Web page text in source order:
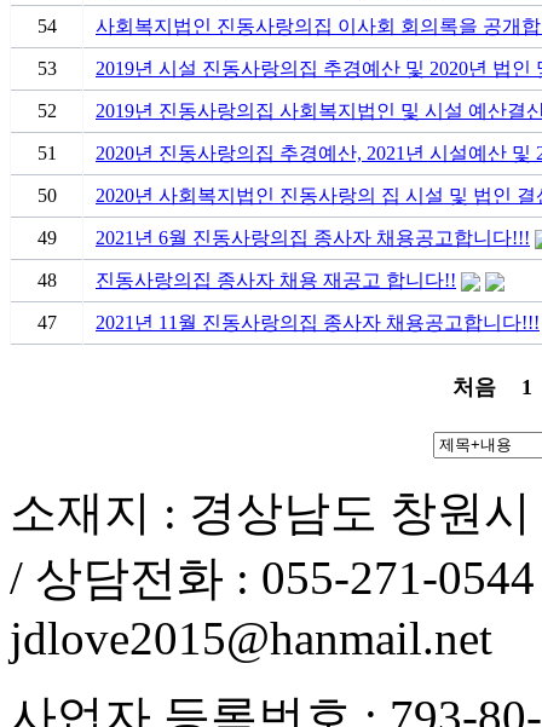
54 사회복지법인 진동사랑의집 이사회 회의록을 공개
53 2019년 시설 진동사랑의집 추경예산 및 2020년 법
52 2019년 진동사랑의집 사회복지법인 및 시설 예산결
51 2020년 진동사랑의집 추경예산, 2021년 시설예산
50 2020년 사회복지법인 진동사랑의 집 시설 및 법인 결
49 2021년 6월 진동사랑의집 종사자 채용공고합니다!!!
48 진동사랑의집 종사자 채용 재공고 합니다!!
47 2021년 11월 진동사랑의집 종사자 채용공고합니다!!!
처음 1
소재지 : 경상남도 창원
/ 상담전화 : 055-271-
jdlove2015@hanmail.net